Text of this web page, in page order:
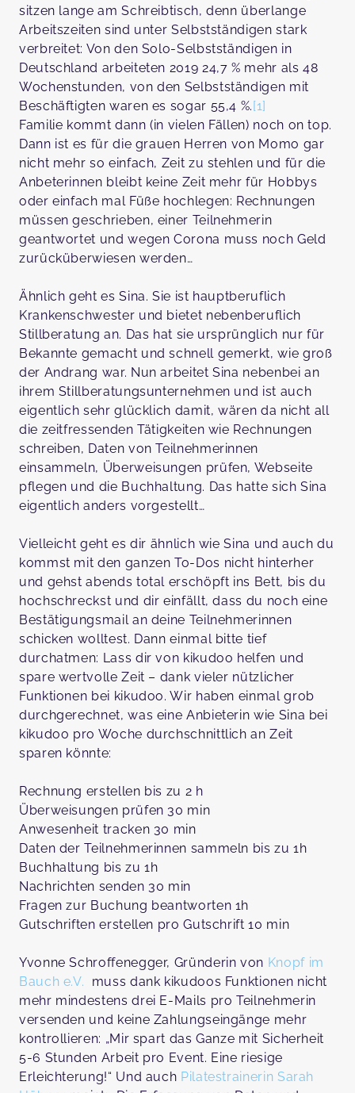
sitzen lange am Schreibtisch, denn überlange
Arbeitszeiten sind unter Selbstständigen stark
verbreitet: Von den Solo-Selbstständigen in
Deutschland arbeiteten 2019 24,7 % mehr als 48
Wochenstunden, von den Selbstständigen mit
Beschäftigten waren es sogar 55,4 %.[1]
Familie kommt dann (in vielen Fällen) noch on top.
Dann ist es für die grauen Herren von Momo gar
nicht mehr so einfach, Zeit zu stehlen und für die
Anbeterinnen bleibt keine Zeit mehr für Hobbys
oder einfach mal Füße hochlegen: Rechnungen
müssen geschrieben, einer Teilnehmerin
geantwortet und wegen Corona muss noch Geld
zurücküberwiesen werden…
Ähnlich geht es Sina. Sie ist hauptberuflich
Krankenschwester und bietet nebenberuflich
Stillberatung an. Das hat sie ursprünglich nur für
Bekannte gemacht und schnell gemerkt, wie groß
der Andrang war. Nun arbeitet Sina nebenbei an
ihrem Stillberatungsunternehmen und ist auch
eigentlich sehr glücklich damit, wären da nicht all
die zeitfressenden Tätigkeiten wie Rechnungen
schreiben, Daten von Teilnehmerinnen
einsammeln, Überweisungen prüfen, Webseite
pflegen und die Buchhaltung. Das hatte sich Sina
eigentlich anders vorgestellt…
Vielleicht geht es dir ähnlich wie Sina und auch du
kommst mit den ganzen To-Dos nicht hinterher
und gehst abends total erschöpft ins Bett, bis du
hochschreckst und dir einfällt, dass du noch eine
Bestätigungsmail an deine Teilnehmerinnen
schicken wolltest. Dann einmal bitte tief
durchatmen: Lass dir von kikudoo helfen und
spare wertvolle Zeit – dank vieler nützlicher
Funktionen bei kikudoo. Wir haben einmal grob
durchgerechnet, was eine Anbieterin wie Sina bei
kikudoo pro Woche durchschnittlich an Zeit
sparen könnte:
Rechnung erstellen bis zu 2 h
Überweisungen prüfen 30 min
Anwesenheit tracken 30 min
Daten der Teilnehmerinnen sammeln bis zu 1h
Buchhaltung bis zu 1h
Nachrichten senden 30 min
Fragen zur Buchung beantworten 1h
Gutschriften erstellen pro Gutschrift 10 min
Yvonne Schroffenegger, Gründerin von Knopf im
Bauch e.V. muss dank kikudoos Funktionen nicht
mehr mindestens drei E-Mails pro Teilnehmerin
versenden und keine Zahlungseingänge mehr
kontrollieren: „Mir spart das Ganze mit Sicherheit
5-6 Stunden Arbeit pro Event. Eine riesige
Erleichterung!“ Und auch Pilatestrainerin Sarah